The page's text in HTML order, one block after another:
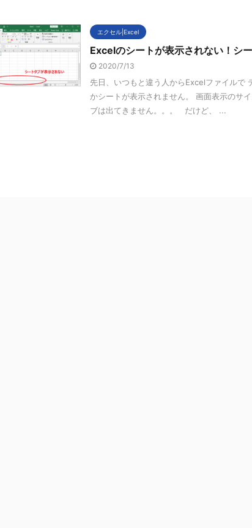
エクセル|Excel
Excelのシートが表示されない！シ
2020/7/13
先日、いつもと違う人からExcelファイルで
かシートが表示されません。 画面表示のサ
ブは出てきません。。。 だけど、 ...